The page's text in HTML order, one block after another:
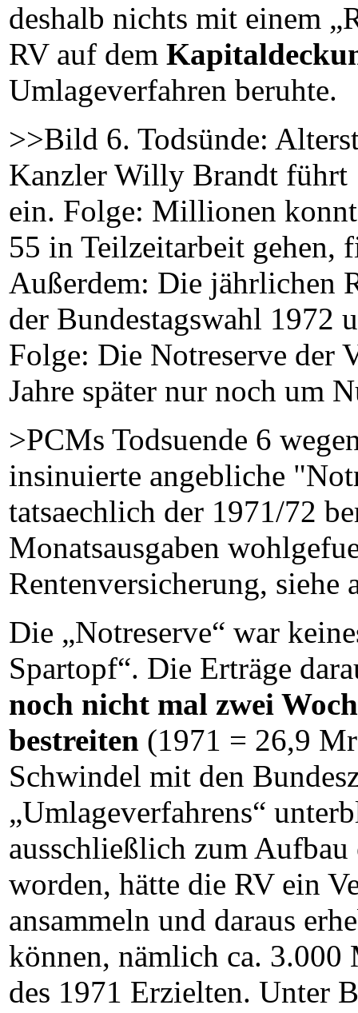
deshalb nichts mit einem
RV auf dem
Umlageverfahren beruhte.
>>Bild 6. Todsünde:
Kanzler Willy Brandt führt
ein. Folge: Millionen
55 in Teilzeitarbeit gehen,
Außerdem: Die jährlichen
der Bundestagswahl 1972
Folge: Die Notreserve der
Jahre später nur noch um
>PCMs Todsuende 6
insinuierte angebliche
tatsaechlich der 1971/72
Monatsausgaben
Rentenversicherung, siehe
Die „Notreserve“ war
Spartopf“. Die Erträge
noch nicht mal zwei
bestreiten (1971 = 26,9
Schwindel mit den
„Umlageverfahrens“
ausschließlich zum
worden, hätte die RV ein
ansammeln und daraus
können, nämlich ca. 3.000
des 1971 Erzielten. Unter